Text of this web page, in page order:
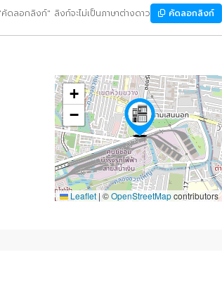
ดลอกลิงก์" ลิงก์จะไม่เป็นภาษาต่างดาว คัดลอกลิงก์
+
−
Leaflet | ©OpenStreetMapcontributors